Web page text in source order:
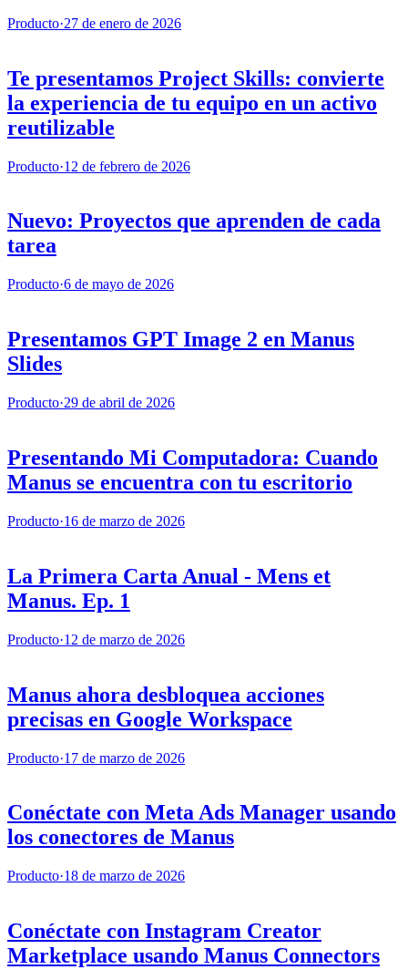
Producto·27 de enero de 2026
Te presentamos Project Skills: convierte
la experiencia de tu equipo en un activo
reutilizable
Producto·12 de febrero de 2026
Nuevo: Proyectos que aprenden de cada
tarea
Producto·6 de mayo de 2026
Presentamos GPT Image 2 en Manus
Slides
Producto·29 de abril de 2026
Presentando Mi Computadora: Cuando
Manus se encuentra con tu escritorio
Producto·16 de marzo de 2026
La Primera Carta Anual - Mens et
Manus. Ep. 1
Producto·12 de marzo de 2026
Manus ahora desbloquea acciones
precisas en Google Workspace
Producto·17 de marzo de 2026
Conéctate con Meta Ads Manager usando
los conectores de Manus
Producto·18 de marzo de 2026
Conéctate con Instagram Creator
Marketplace usando Manus Connectors